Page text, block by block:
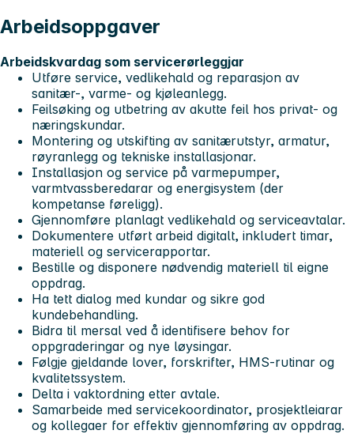
Arbeidsoppgaver
Arbeidskvardag som servicerørleggjar
Utføre service, vedlikehald og reparasjon av
sanitær-, varme- og kjøleanlegg.
Feilsøking og utbetring av akutte feil hos privat- og
næringskundar.
Montering og utskifting av sanitærutstyr, armatur,
røyranlegg og tekniske installasjonar.
Installasjon og service på varmepumper,
varmtvassberedarar og energisystem (der
kompetanse føreligg).
Gjennomføre planlagt vedlikehald og serviceavtalar.
Dokumentere utført arbeid digitalt, inkludert timar,
materiell og servicerapportar.
Bestille og disponere nødvendig materiell til eigne
oppdrag.
Ha tett dialog med kundar og sikre god
kundebehandling.
Bidra til mersal ved å identifisere behov for
oppgraderingar og nye løysingar.
Følgje gjeldande lover, forskrifter, HMS-rutinar og
kvalitetssystem.
Delta i vaktordning etter avtale.
Samarbeide med servicekoordinator, prosjektleiarar
og kollegaer for effektiv gjennomføring av oppdrag.